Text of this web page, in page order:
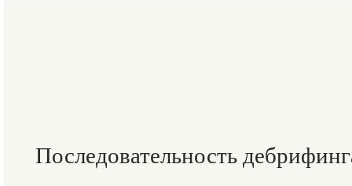
Последовательность